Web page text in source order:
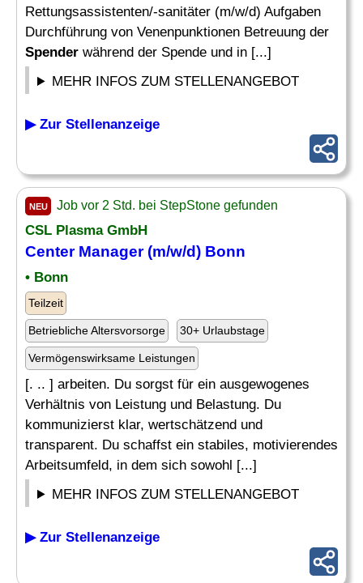
Rettungsassistenten/-sanitäter (m/w/d) Aufgaben
Durchführung von Venenpunktionen Betreuung der
Spender während der Spende und in [...]
MEHR INFOS ZUM STELLENANGEBOT
▶ Zur Stellenanzeige
NEU Job vor 2 Std. bei StepStone gefunden
CSL Plasma GmbH
Center Manager (m/w/d) Bonn
• Bonn
Teilzeit
Betriebliche Altersvorsorge 30+ Urlaubstage
Vermögenswirksame Leistungen
[. .. ] arbeiten. Du sorgst für ein ausgewogenes
Verhältnis von Leistung und Belastung. Du
kommunizierst klar, wertschätzend und
transparent. Du schaffst ein stabiles, motivierendes
Arbeitsumfeld, in dem sich sowohl [...]
MEHR INFOS ZUM STELLENANGEBOT
▶ Zur Stellenanzeige